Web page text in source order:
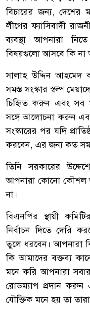
বিচারের জন্য, দেশের
লীগের ফ্যাসিবাদী
ব্যবস্থা আপনারা
বিষয়গুলো আসবে কি না
সালাহ উদ্দিন আহমেদ
সমস্ত সংস্কার স্বল্প
চিহ্নিত করুন এবং সব
সঙ্গে আলোচনা করুন
সংস্কারের পর যদি
করবেন, এর জন্য কত
তিনি সরকারের
আপনারা কোনো কৌশল
না।
বিএনপির স্থায়ী
নির্বাচন দিতে দেরি
তুলে ধরবেন। আপনারা
কি আমাদের বক্তব্য
মনে করি আপনারা
রোডম্যাপ প্রদান করুন
যৌক্তিক মনে হয় তা